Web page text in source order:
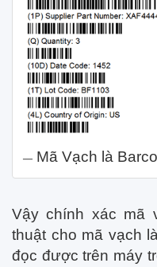
Mã Vạch là
Vậy chính xác mã
thuật cho mã vạch
đọc được trên máy